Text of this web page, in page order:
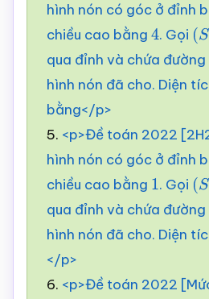
hình nón có góc ở đỉnh
chiều cao bằng 4. Gọi (S
qua đỉnh và chứa
hình nón đã cho. Diện
bằng</p>
5. <p>Đề toán 2022
hình nón có góc ở đỉnh
chiều cao bằng 1. Gọi (S
qua đỉnh và chứa
hình nón đã cho. Diện
</p>
6. <p>Đề toán 2022